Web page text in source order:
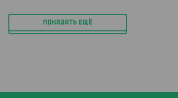
ПОКАЗАТЬ ЕЩЁ